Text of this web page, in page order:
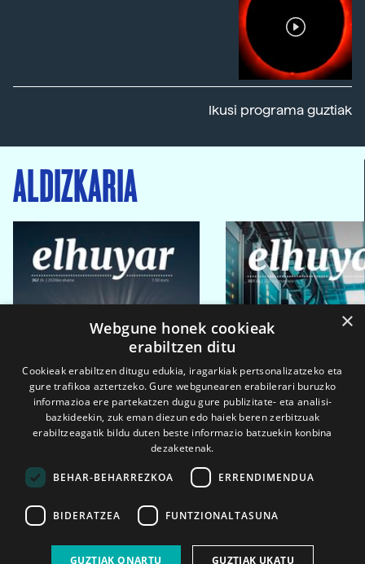
Ikusi programa guztiak
ALDIZKARIA
2026ko eka. 1a 2026ko mar. 1a
×
Webgune honek cookieak
erabiltzen ditu
Cookieak erabiltzen ditugu edukia, iragarkiak pertsonalizatzeko eta
gure trafikoa aztertzeko. Gure webgunearen erabilerari buruzko
informazioa ere partekatzen dugu gure publizitate- eta analisi-
bazkideekin, zuk eman diezun edo haiek beren zerbitzuak
erabiltzeagatik bildu duten beste informazio batzuekin konbina
dezaketenak.
BEHAR-BEHARREZKOA ERRENDIMENDUA
BIDERATZEA FUNTZIONALTASUNA
GUZTIAK ONARTU GUZTIAK UKATU